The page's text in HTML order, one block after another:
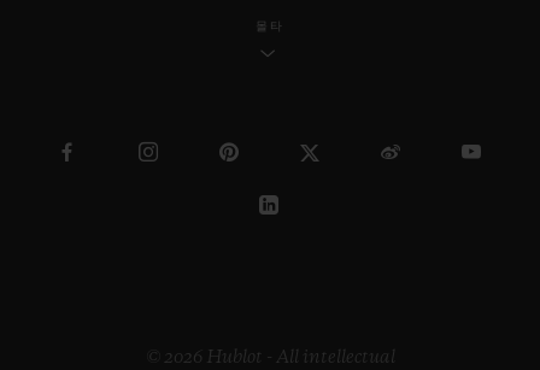
몰타
© 2026 Hublot - All intellectual